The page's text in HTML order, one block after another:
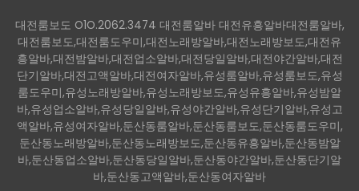
대전룸보도 O1O.2062.3474 대전룸알바 대전유흥알바대전룸알바,
대전룸보도,대전룸도우미,대전노래방알바,대전노래방보도,대전유
흥알바,대전밤알바,대전업소알바,대전당일알바,대전야간알바,대전
단기알바,대전고액알바,대전여자알바,유성룸알바,유성룸보도,유성
룸도우미,유성노래방알바,유성노래방보도,유성유흥알바,유성밤알
바,유성업소알바,유성당일알바,유성야간알바,유성단기알바,유성고
액알바,유성여자알바,둔산동룸알바,둔산동룸보도,둔산동룸도우미,
둔산동노래방알바,둔산동노래방보도,둔산동유흥알바,둔산동밤알
바,둔산동업소알바,둔산동당일알바,둔산동야간알바,둔산동단기알
바,둔산동고액알바,둔산동여자알바